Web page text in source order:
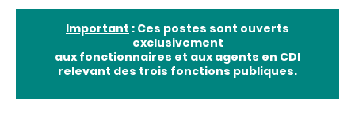
Important : Ces postes sont ouverts
exclusivement
aux fonctionnaires et aux agents en CDI
relevant des trois fonctions publiques.